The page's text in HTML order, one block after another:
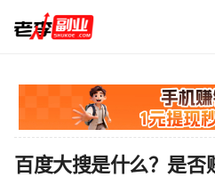
百度大搜是什么？是否